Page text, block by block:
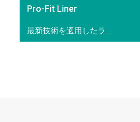
Pro-Fit Liner
最新技術を適用したラ...